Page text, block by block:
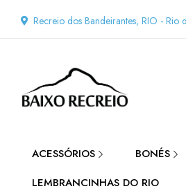
Recreio dos Bandeirantes, RIO - Rio
ACESSÓRIOS BONÉS
LEMBRANCINHAS DO RIO